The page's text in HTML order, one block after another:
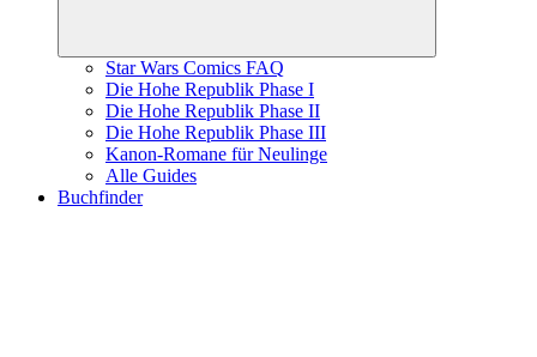
Star Wars Comics FAQ
Die Hohe Republik Phase I
Die Hohe Republik Phase II
Die Hohe Republik Phase III
Kanon-Romane für Neulinge
Alle Guides
Buchfinder